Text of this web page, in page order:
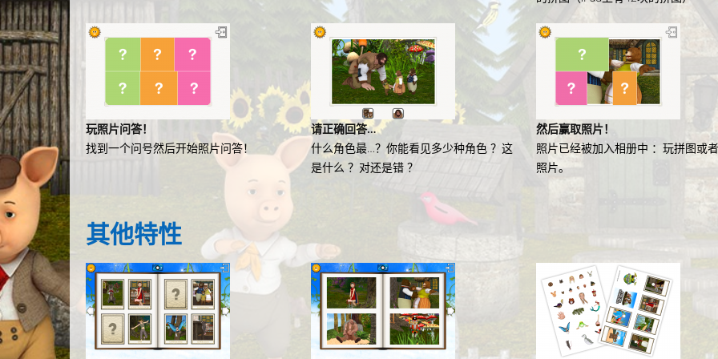
玩照片问答！
找到一个问号然后开始照片问答！
请正确回答…
什么角色最…？你能看见多少种角色 ？这
是什么 ？对还是错 ？
然后赢取照片！
照片已经被加入相册中 ：玩拼图或
照片。
其他特性